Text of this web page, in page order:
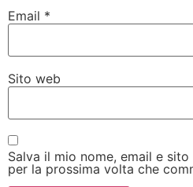
Email *
Sito web
Salva il mio nome, email e
per la prossima volta che